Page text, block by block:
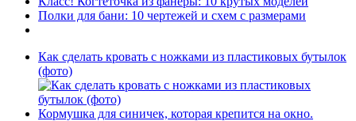
Полки для бани: 10 чертежей и схем с размерами
Как сделать кровать с ножками из пластиковых бутылок
(фото)
Кормушка для синичек, которая крепится на окно.